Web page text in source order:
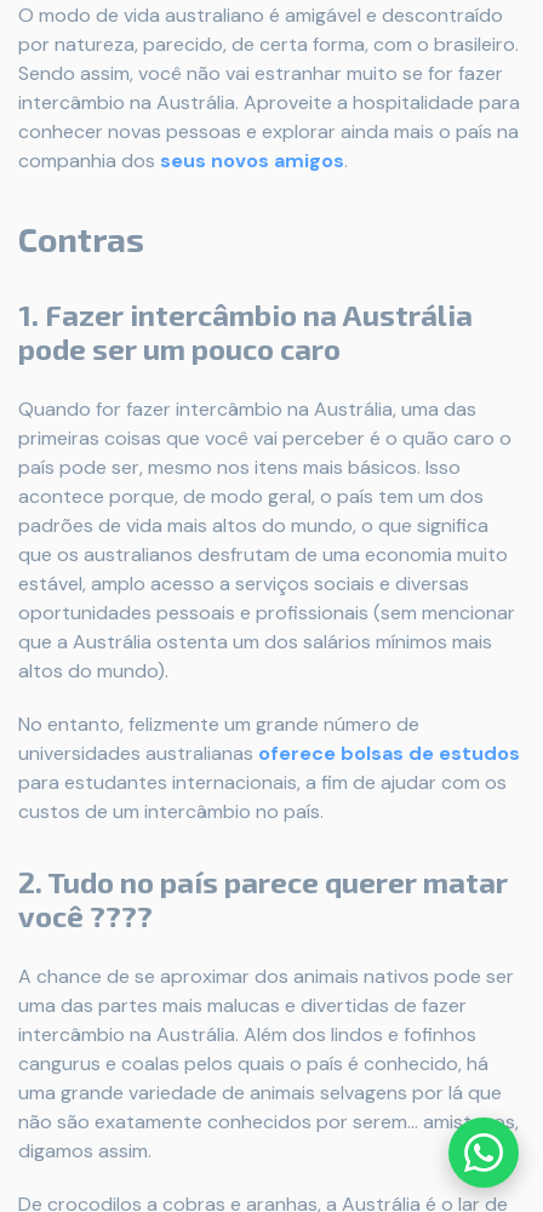
O modo de vida australiano é amigável e descontraído
por natureza, parecido, de certa forma, com o brasileiro.
Sendo assim, você não vai estranhar muito se for fazer
intercâmbio na Austrália. Aproveite a hospitalidade para
conhecer novas pessoas e explorar ainda mais o país na
companhia dos seus novos amigos.
Contras
1. Fazer intercâmbio na Austrália
pode ser um pouco caro
Quando for fazer intercâmbio na Austrália, uma das
primeiras coisas que você vai perceber é o quão caro o
país pode ser, mesmo nos itens mais básicos. Isso
acontece porque, de modo geral, o país tem um dos
padrões de vida mais altos do mundo, o que significa
que os australianos desfrutam de uma economia muito
estável, amplo acesso a serviços sociais e diversas
oportunidades pessoais e profissionais (sem mencionar
que a Austrália ostenta um dos salários mínimos mais
altos do mundo).
No entanto, felizmente um grande número de
universidades australianas oferece bolsas de estudos
para estudantes internacionais, a fim de ajudar com os
custos de um intercâmbio no país.
2. Tudo no país parece querer matar
você ????
A chance de se aproximar dos animais nativos pode ser
uma das partes mais malucas e divertidas de fazer
intercâmbio na Austrália. Além dos lindos e fofinhos
cangurus e coalas pelos quais o país é conhecido, há
uma grande variedade de animais selvagens por lá que
não são exatamente conhecidos por serem... amistosos,
digamos assim.
De crocodilos a cobras e aranhas, a Austrália é o lar de